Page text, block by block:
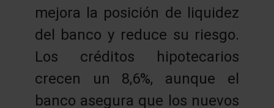
mejora la posición de liquidez
del banco y reduce su riesgo.
Los créditos hipotecarios
crecen un 8,6%, aunque el
banco asegura que los nuevos